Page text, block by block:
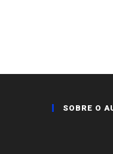
SOBRE O